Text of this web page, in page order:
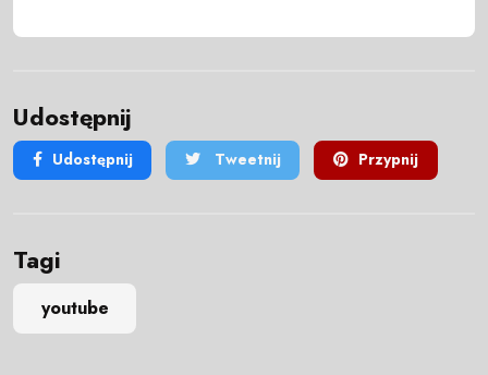
Udostępnij
Udostępnij Tweetnij Przypnij
Tagi
youtube